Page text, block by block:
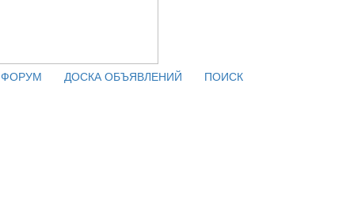
ФОРУМ ДОСКА ОБЪЯВЛЕНИЙ
ПОИСК